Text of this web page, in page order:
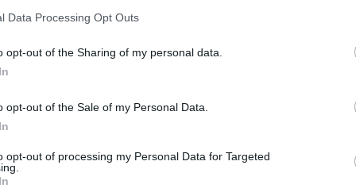
Data Processing Opt Outs
opt-out of the Sharing of my personal data.
opt-out of the Sale of my Personal Data.
opt-out of processing my Personal Data for Targeted
vergogna bipartisan ora
pensiamo alle cose serie